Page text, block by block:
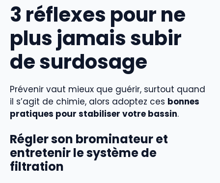
3 réflexes pour ne
plus jamais subir
de surdosage
Prévenir vaut mieux que guérir, surtout quand
il s’agit de chimie, alors adoptez ces bonnes
pratiques pour stabiliser votre bassin.
Régler son brominateur et
entretenir le système de
filtration